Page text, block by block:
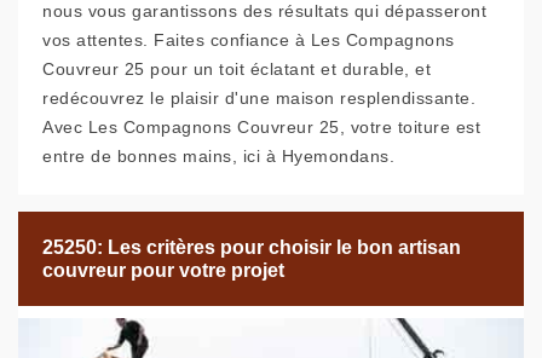
nous vous garantissons des résultats qui dépasseront
vos attentes. Faites confiance à Les Compagnons
Couvreur 25 pour un toit éclatant et durable, et
redécouvrez le plaisir d'une maison resplendissante.
Avec Les Compagnons Couvreur 25, votre toiture est
entre de bonnes mains, ici à Hyemondans.
25250: Les critères pour choisir le bon artisan
couvreur pour votre projet